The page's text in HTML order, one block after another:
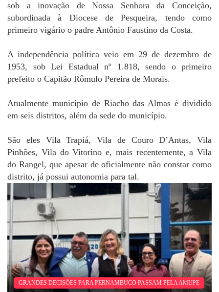
sob a inovação de Nossa Senhora da Conceição,
subordinada à Diocese de Pesqueira, tendo como
primeiro vigário o padre Antônio Faustino da Costa.
A independência política veio em 29 de dezembro de
1953, sob Lei Estadual nº 1.818, sendo o primeiro
prefeito o Capitão Rômulo Pereira de Morais.
Atualmente município de Riacho das Almas é dividido
em seis distritos, além da sede do município.
São eles Vila Trapiá, Vila de Couro D’Antas, Vila
Pinhões, Vila do Vitorino e, mais recentemente, a Vila
do Rangel, que apesar de oficialmente não constar como
distrito, já possui autonomia para tal.
GRANDES DECISÕES PARA PERNAMBUCO PASSAM PELA AMUPE